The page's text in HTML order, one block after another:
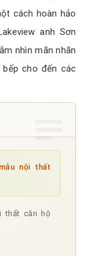
cách hoàn hảo
anh Sơn
nhìn mãn nhãn
bếp cho đến các
nội thất
thất căn hộ